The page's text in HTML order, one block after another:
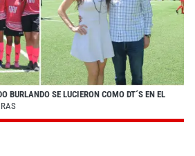
BURLANDO SE LUCIERON COMO DT´S EN EL